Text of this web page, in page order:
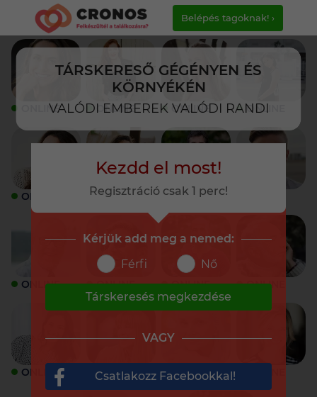
TÁRSKERESŐ GÉGÉNYEN ÉS
KÖRNYÉKÉN
VALÓDI EMBEREK VALÓDI RANDI
Belépés tagoknak! ›
ONLINE ONLINE ONLINE ONLINE
ONLINE ONLINE ONLINE
ONLINE ONLINE ONLINE ONLINE
ONLINE ONLINE ONLINE
Kezdd el most!
Regisztráció csak 1 perc!
Kérjük add meg a nemed:
Férfi
Nő
Társkeresés megkezdése
VAGY
Csatlakozz Facebookkal!